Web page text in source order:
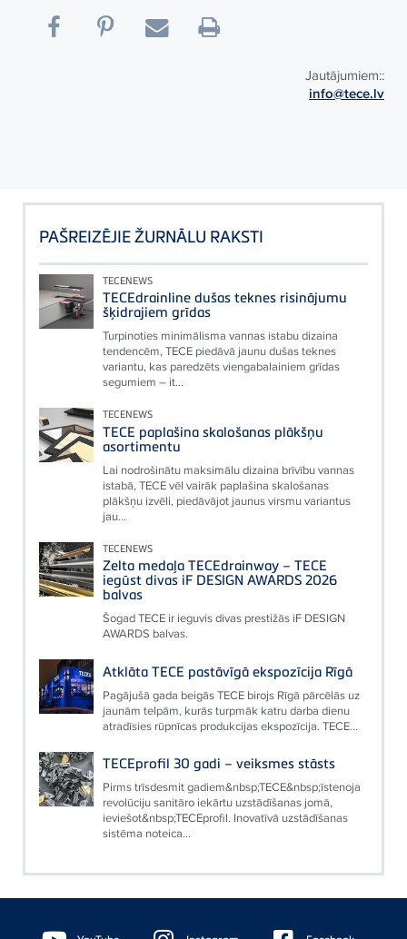
Jautājumiem::
info@tece.lv
PAŠREIZĒJIE ŽURNĀLU RAKSTI
TECENEWS
TECEdrainline dušas teknes risinājumu
šķidrajiem grīdas
Turpinoties minimālisma vannas istabu dizaina
tendencēm, TECE piedāvā jaunu dušas teknes
variantu, kas paredzēts viengabalainiem grīdas
segumiem – it...
TECENEWS
TECE paplašina skalošanas plākšņu
asortimentu
Lai nodrošinātu maksimālu dizaina brīvību vannas
istabā, TECE vēl vairāk paplašina skalošanas
plākšņu izvēli, piedāvājot jaunus virsmu variantus
jau...
TECENEWS
Zelta medaļa TECEdrainway – TECE
iegūst divas iF DESIGN AWARDS 2026
balvas
Šogad TECE ir ieguvis divas prestižās iF DESIGN
AWARDS balvas.
Atklāta TECE pastāvīgā ekspozīcija Rīgā
Pagājušā gada beigās TECE birojs Rīgā pārcēlās uz
jaunām telpām, kurās turpmāk katru darba dienu
atradīsies rūpnīcas produkcijas ekspozīcija. TECE...
TECEprofil 30 gadi – veiksmes stāsts
Pirms trīsdesmit gadiem&nbsp;TECE&nbsp;īstenoja
revolūciju sanitāro iekārtu uzstādīšanas jomā,
ieviešot&nbsp;TECEprofil. Inovatīvā uzstādīšanas
sistēma noteica...
Floating